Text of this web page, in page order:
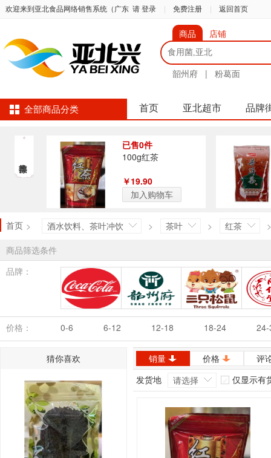
欢迎来到亚北食品网络销售系统（广东 请 登录 免费注册 返回首页
商品 店铺
韶州府 | 粉葛面
全部商品分类 首页 亚北超市 品牌
已售0件
100g红茶
￥19.90
加入购物车
首页 > 酒水饮料、茶叶冲饮 > 茶叶 > 红茶
>
商品筛选条件
品牌：
可口可乐 韶州府 三只松鼠
同
价格：
0-6 6-12 12-18 18-24
猜你喜欢 销量 价格
评
发货地
请选择 仅显示有